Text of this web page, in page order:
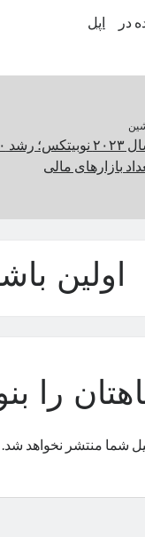
در اپل
بازارهای مالی
اولین
را
شما منتشر نخواهد شد.